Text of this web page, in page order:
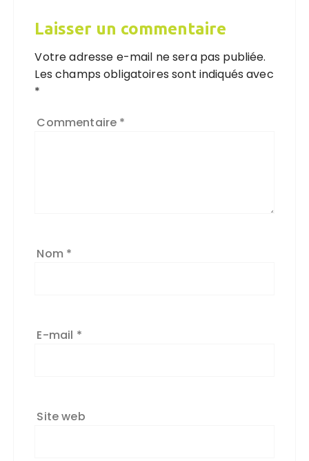
Laisser un commentaire
Votre adresse e-mail ne sera pas publiée.
Les champs obligatoires sont indiqués avec
*
Commentaire *
Nom *
E-mail *
Site web